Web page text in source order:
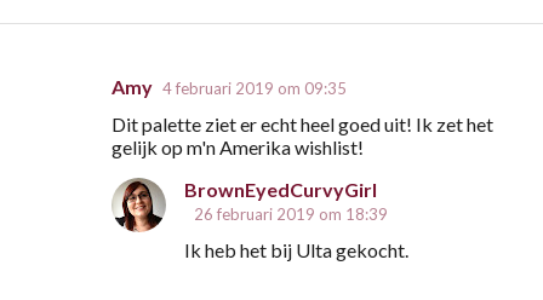
Amy 4 februari 2019 om 09:35
Dit palette ziet er echt heel goed uit! Ik zet het
gelijk op m'n Amerika wishlist!
BrownEyedCurvyGirl
26 februari 2019 om 18:39
Ik heb het bij Ulta gekocht.